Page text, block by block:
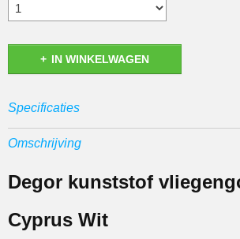
IN WINKELWAGEN
Specificaties
EAN code
Productcode leverancier
8785875101213
Omschrijving
Degor kunststof
Cyprus Wit